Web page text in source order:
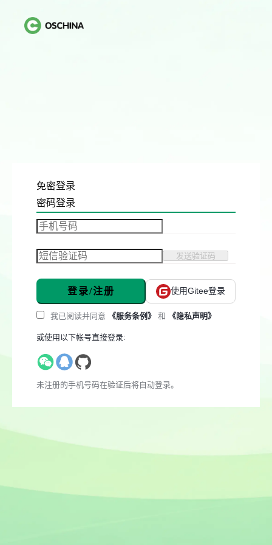
免密登录
密码登录
发送验证码
登录/注册 使用Gitee登录
我已阅读并同意 《服务条例》 和 《隐私声明》
或使用以下帐号直接登录:
未注册的手机号码在验证后将自动登录。